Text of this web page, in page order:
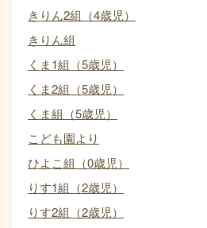
きりん2組（4歳児）
きりん組
くま1組（5歳児）
くま2組（5歳児）
くま組（5歳児）
こども園より
ひよこ組（0歳児）
りす1組（2歳児）
りす2組（2歳児）